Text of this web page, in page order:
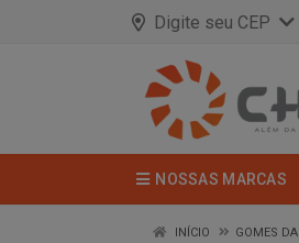
Digite seu CEP
NOSSAS MARCAS
INÍCIO GOMES